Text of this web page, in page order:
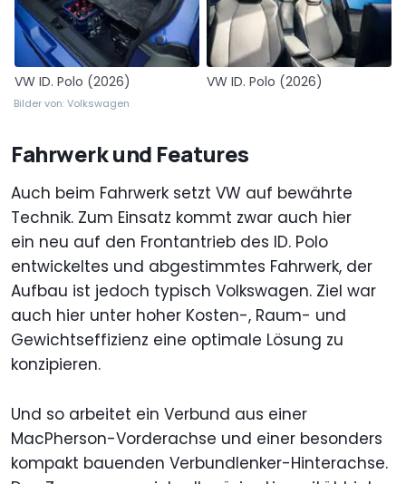
VW ID. Polo (2026) VW ID. Polo (2026)
Bilder von: Volkswagen
Fahrwerk und Features
Auch beim Fahrwerk setzt VW auf bewährte
Technik. Zum Einsatz kommt zwar auch hier
ein neu auf den Frontantrieb des ID. Polo
entwickeltes und abgestimmtes Fahrwerk, der
Aufbau ist jedoch typisch Volkswagen. Ziel war
auch hier unter hoher Kosten-, Raum- und
Gewichtseffizienz eine optimale Lösung zu
konzipieren.
Und so arbeitet ein Verbund aus einer
MacPherson-Vorderachse und einer besonders
kompakt bauenden Verbundlenker-Hinterachse.